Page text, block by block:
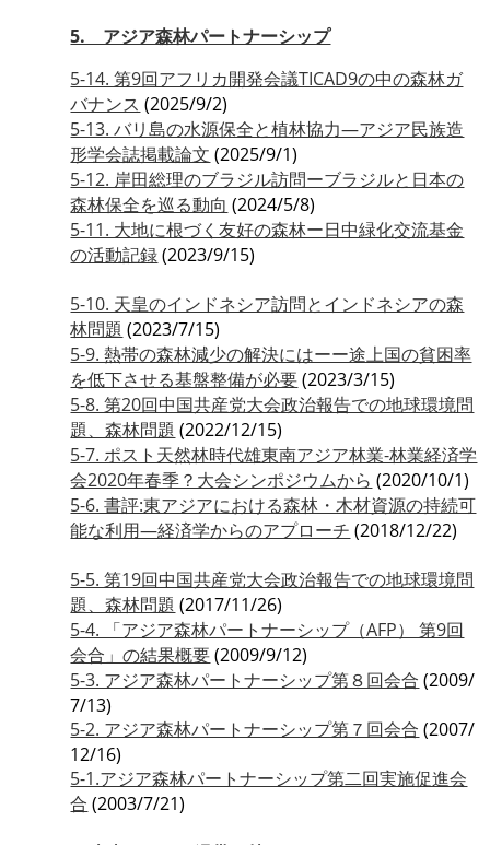
5. アジア森林パートナーシップ
5-14. 第9回アフリカ開発会議TICAD9の中の森林ガ
バナンス (2025/9/2)
5-13. バリ島の水源保全と植林協力―アジア民族造
形学会誌掲載論文 (2025/9/1)
5-12. 岸田総理のブラジル訪問ーブラジルと日本の
森林保全を巡る動向 (2024/5/8)
5-11. 大地に根づく友好の森林ー日中緑化交流基金
の活動記録(2023/9/15)
5-10. 天皇のインドネシア訪問とインドネシアの森
林問題 (2023/7/15)
5-9. 熱帯の森林減少の解決にはーー途上国の貧困率
を低下させる基盤整備が必要(2023/3/15)
5-8. 第20回中国共産党大会政治報告での地球環境問
題、森林問題 (2022/12/15)
5-7. ポスト天然林時代雄東南アジア林業-林業経済学
会2020年春季？大会シンポジウムから (2020/10/1)
5-6. 書評:東アジアにおける森林・木材資源の持続可
能な利用―経済学からのアプローチ (2018/12/22)
5-5. 第19回中国共産党大会政治報告での地球環境問
題、森林問題 (2017/11/26)
5-4. 「アジア森林パートナーシップ（AFP） 第9回
会合」の結果概要(2009/9/12)
5-3. アジア森林パートナーシップ第８回会合 (2009/
7/13)
5-2. アジア森林パートナーシップ第７回会合 (2007/
12/16)
5-1.アジア森林パートナーシップ第二回実施促進会
合 (2003/7/21)